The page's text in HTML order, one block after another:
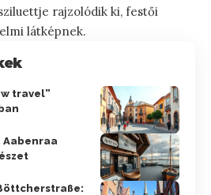
rajzolódik ki, festői
látképnek.
travel”